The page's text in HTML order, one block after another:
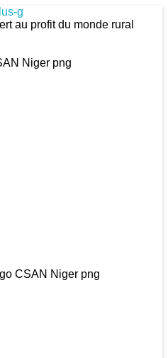
g
au profit du monde rural